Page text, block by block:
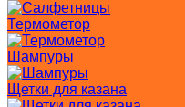
Термометор
Шампуры
Щетки для казана